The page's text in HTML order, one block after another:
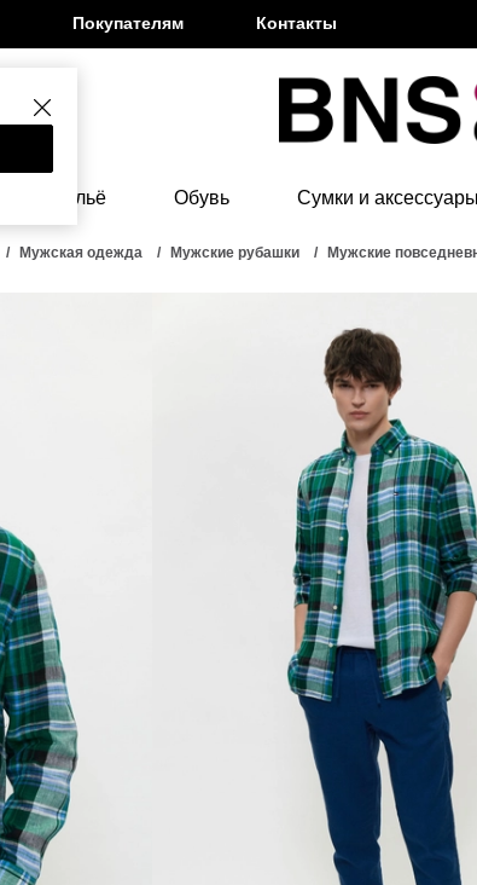
Покупателям Контакты
Бельё Обувь Сумки и аксессуары
Мужская одежда Мужские рубашки Мужские